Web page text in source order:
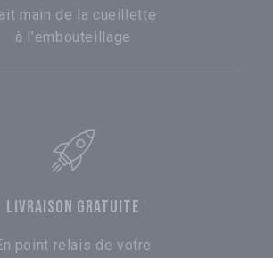
main de la cueillette
à l’embouteillage
LIVRAISON GRATUITE
point relais de votre